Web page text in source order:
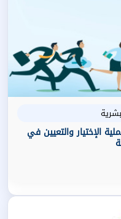
الإختيار والتعيين في